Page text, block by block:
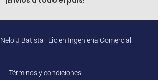
Nelo J Batista | Lic en Ingeniería Comercial
Términos y condiciones